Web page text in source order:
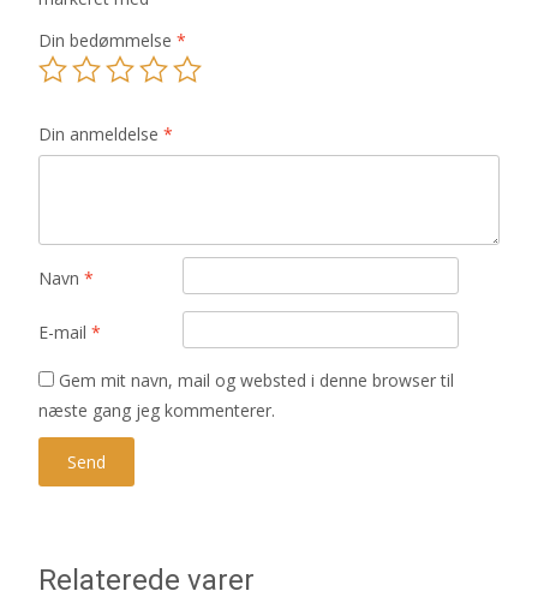
Din bedømmelse *
Din anmeldelse *
Navn *
E-mail *
Gem mit navn, mail og websted i denne browser til
næste gang jeg kommenterer.
Relaterede varer